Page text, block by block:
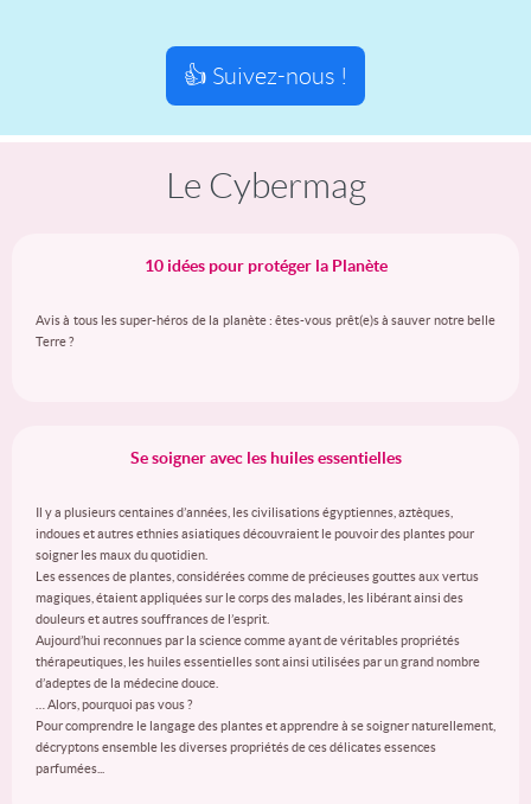
👍 Suivez-nous !
Le Cybermag
10 idées pour protéger la Planète
Avis à tous les super-héros de la planète : êtes-vous prêt(e)s à sauver notre belle
Terre ?
Se soigner avec les huiles essentielles
Il y a plusieurs centaines d’années, les civilisations égyptiennes, aztèques,
indoues et autres ethnies asiatiques découvraient le pouvoir des plantes pour
soigner les maux du quotidien.
Les essences de plantes, considérées comme de précieuses gouttes aux vertus
magiques, étaient appliquées sur le corps des malades, les libérant ainsi des
douleurs et autres souffrances de l’esprit.
Aujourd’hui reconnues par la science comme ayant de véritables propriétés
thérapeutiques, les huiles essentielles sont ainsi utilisées par un grand nombre
d’adeptes de la médecine douce.
… Alors, pourquoi pas vous ?
Pour comprendre le langage des plantes et apprendre à se soigner naturellement,
décryptons ensemble les diverses propriétés de ces délicates essences
parfumées...